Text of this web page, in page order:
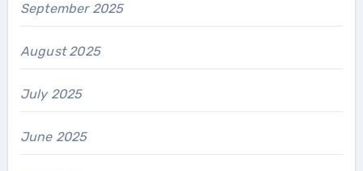
September 2025
August 2025
July 2025
June 2025